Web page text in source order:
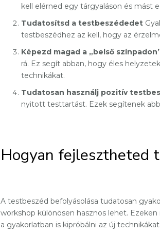
kell elérned egy tárgyaláson és mást
Tudatosítsd a testbeszédedet
testbeszédhez az kell, hogy az
Képezd magad a „belső
rá. Ez segít abban, hogy éles
technikákat.
Tudatosan használj pozitív
nyitott testtartást. Ezek segítenek
Hogyan fejlesztheted
A testbeszéd befolyásolása tudatosan
workshop különösen hasznos lehet.
a gyakorlatban is kipróbálni az új technikákat.